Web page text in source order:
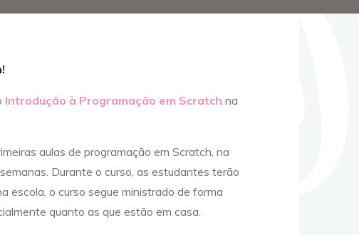
Introdução à Programação em Scratch na
aulas de programação em Scratch, na
Durante o curso, as estudantes terão
escola, o curso segue ministrado de forma
quanto as que estão em casa.